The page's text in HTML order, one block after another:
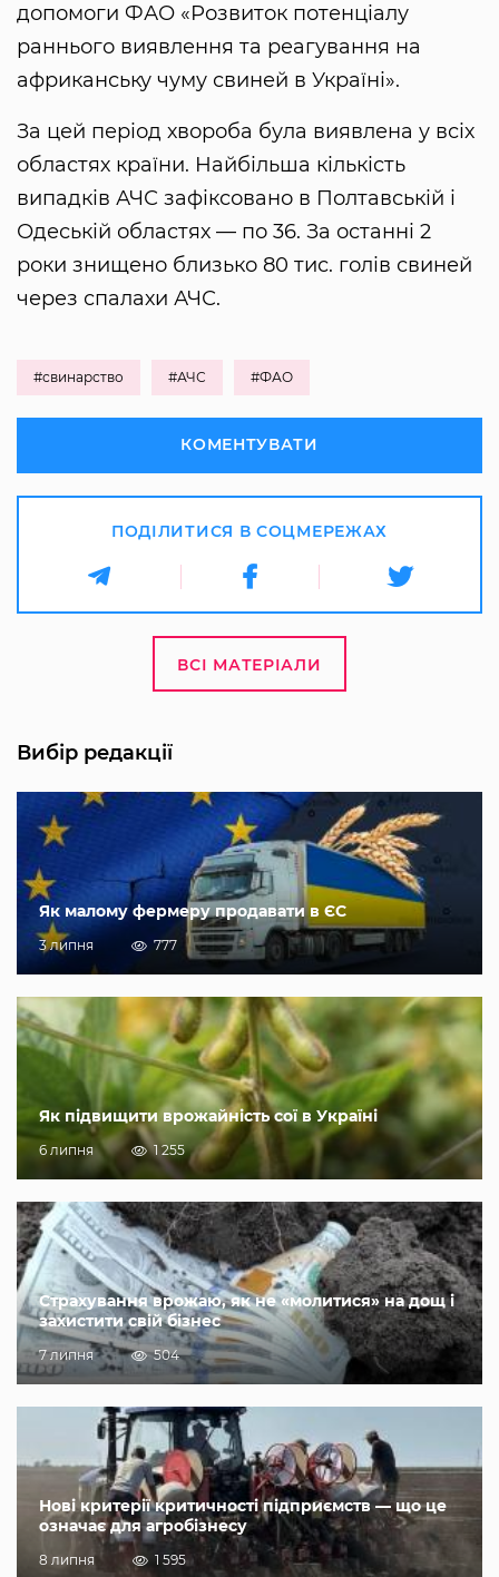
допомоги ФАО «Розвиток потенціалу
раннього виявлення та реагування на
африканську чуму свиней в Україні».
За цей період хвороба була виявлена ​​у всіх
областях країни. Найбільша кількість
випадків АЧС зафіксовано в Полтавській і
Одеській областях — по 36. За останні 2
роки знищено близько 80 тис. голів свиней
через спалахи АЧС.
#свинарство #АЧС #ФАО
КОМЕНТУВАТИ
ПОДІЛИТИСЯ В СОЦМЕРЕЖАХ
ВСІ МАТЕРІАЛИ
Вибір редакції
Як малому фермеру продавати в ЄС
3 липня 777
Як підвищити врожайність сої в Україні
6 липня 1 255
Страхування врожаю, як не «молитися» на дощ і
захистити свій бізнес
7 липня 504
Нові критерії критичності підприємств — що це
означає для агробізнесу
8 липня 1 595